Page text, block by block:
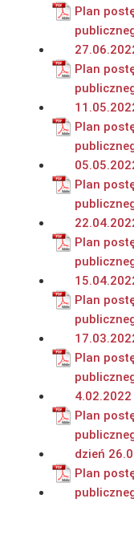
Plan
Plan
Plan
Plan
Plan
Plan
Plan
4.02.2022
Plan
dzień
Plan